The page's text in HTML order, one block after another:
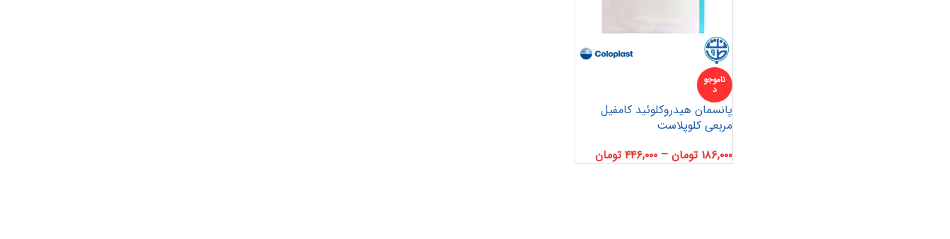
هیدروژل
کرم و پمادها
ناموجو
د
پانسمان هیدروکلوئید کامفیل
مربعی کلوپلاست
۱۸۶,۰۰۰ تومان – ۴۴۶,۰۰۰ تومان